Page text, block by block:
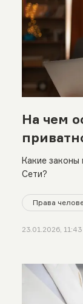
На чем
Какие законы
Сети?
Права
23.01.2026, 11:43